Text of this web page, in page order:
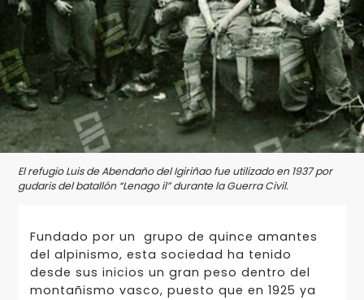
El refugio Luis de Abendaño del Igiriñao fue utilizado en 1937 por
gudaris del batallón “Lenago il” durante la Guerra Civil.
Fundado por un grupo de quince amantes
del alpinismo, esta sociedad ha tenido
desde sus inicios un gran peso dentro del
montañismo vasco, puesto que en 1925 ya